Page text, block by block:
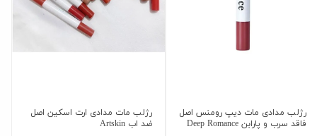
رژلب مدادی مات دیپ رومنس اصل
فاقد سرب و پارابن Deep Romance
رژلب مات مدادی ارت اسکین اصل
ضد اب Artskin